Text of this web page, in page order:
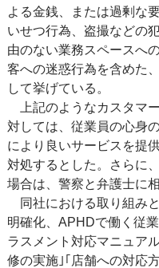
よる金銭、または過剰な
いせつ行為、盗撮などの
由のない業務スペースへ
客への迷惑行為を含めた
して挙げている。
上記のようなカスタマ
対しては、従業員の心身
により良いサービスを提
対処するとした。さらに
場合は、警察と弁護士に
同社における取り組み
明確化、APHDで働く従
ラスメント対応マニュア
修の実施｣｢店舗への対応